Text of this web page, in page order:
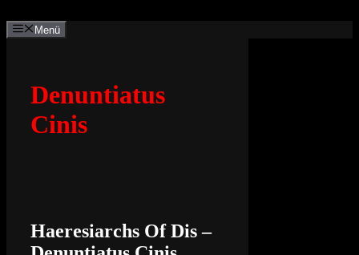
Inhalt
springen
Menü
Denuntiatus
Cinis
Haeresiarchs Of Dis –